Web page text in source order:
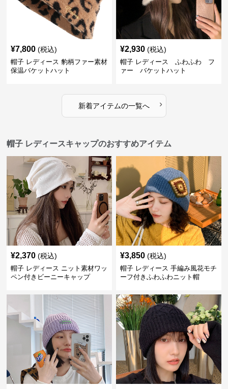
¥7,800 (税込)
帽子 レディース 豹柄ファー素材
保温バケットハット
¥2,930 (税込)
帽子 レディース ふわふわ フ
ァー バケットハット
新着アイテムの一覧へ ›
帽子 レディースキャップのおすすめアイテム
¥2,370 (税込)
帽子 レディース ニット素材ワッ
ペン付きビーニーキャップ
¥3,850 (税込)
帽子 レディース 手編み風花モチ
ーフ付きふわふわニット帽